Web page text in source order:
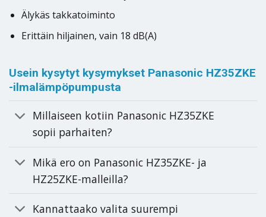
Älykäs takkatoiminto
Erittäin hiljainen, vain 18 dB(A)
Usein kysytyt kysymykset Panasonic HZ35ZKE
-ilmalämpöpumpusta
Millaiseen kotiin Panasonic HZ35ZKE
sopii parhaiten?
Mikä ero on Panasonic HZ35ZKE- ja
HZ25ZKE-malleilla?
Kannattaako valita suurempi